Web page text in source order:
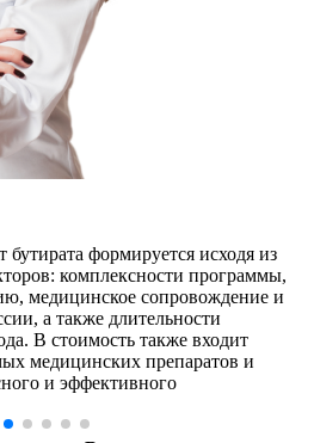
бутирата формируется исходя из
комплексности программы,
медицинское сопровождение и
а также длительности
В стоимость также входит
медицинских препаратов и
и эффективного